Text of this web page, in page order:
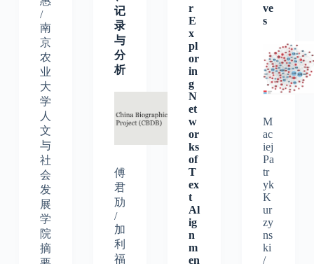
/
南
京
农
业
大
学
人
文
与
社
会
发
展
学
院
摘
记
录
与
分
析
傅
君
劢
/
加
利
福
r
E
x
pl
or
in
g
N
et
w
or
ks
of
T
ex
t
Al
ig
n
m
en
ve
s
M
ac
iej
Pa
tr
yk
K
ur
zy
ns
ki
/